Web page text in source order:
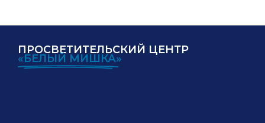
ПРОСВЕТИТЕЛЬСКИЙ ЦЕНТР
«БЕЛЫЙ МИШКА»